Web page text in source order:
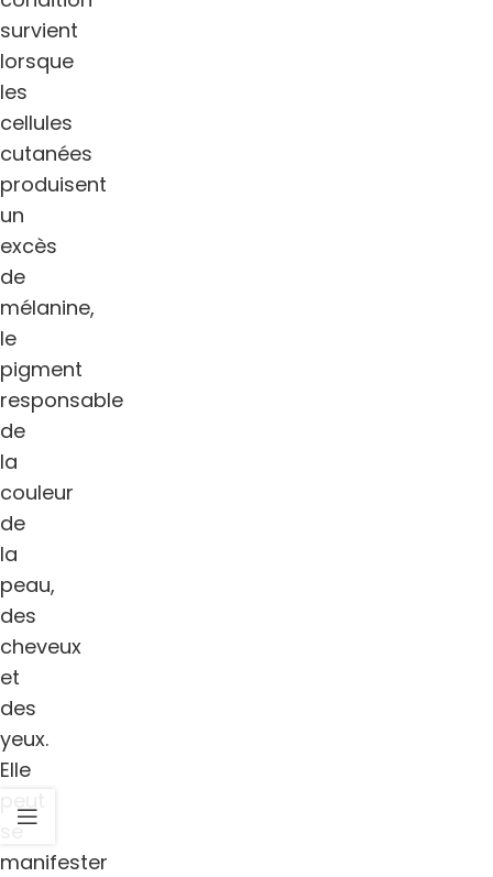
survient
lorsque
les
cellules
cutanées
produisent
un
excès
de
mélanine,
le
pigment
responsable
de
la
couleur
de
la
peau,
des
cheveux
et
des
yeux.
Elle
se
manifester